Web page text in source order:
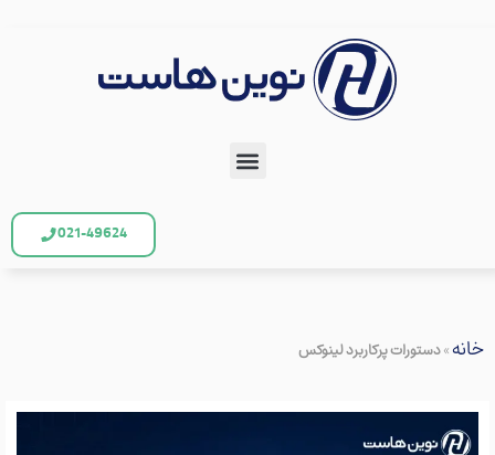
021-49624
»دستورات پرکاربرد لینوکس